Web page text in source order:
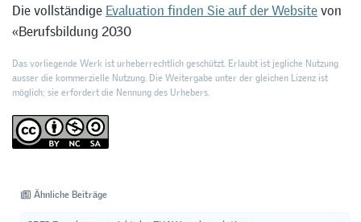
Die vollständige Evaluation finden Sie auf der Websitevon
«Berufsbildung 2030
Das vorliegende Werk ist urheberrechtlich geschützt. Erlaubt ist jegliche Nutzung
ausser die kommerzielle Nutzung. Die Weitergabe unter der gleichen Lizenz ist
möglich; sie erfordert die Nennung des Urhebers.
Ähnliche Beiträge